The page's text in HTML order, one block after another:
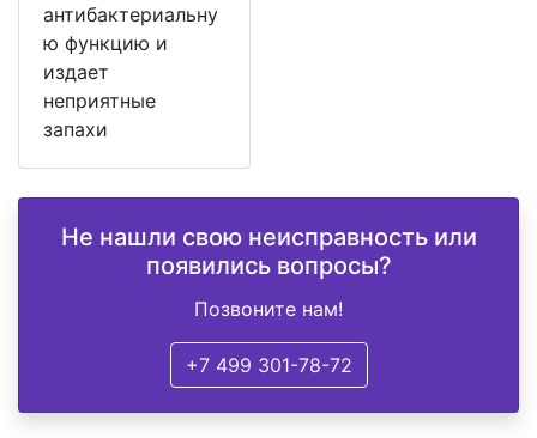
антибактериальну
ю функцию и
издает
неприятные
запахи
Не нашли свою неисправность или
появились вопросы?
Позвоните нам!
+7 499 301-78-72